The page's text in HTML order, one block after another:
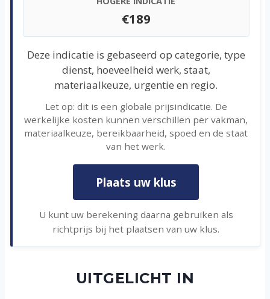
€189
Deze indicatie is gebaseerd op categorie, type
dienst, hoeveelheid werk, staat,
materiaalkeuze, urgentie en regio.
Let op: dit is een globale prijsindicatie. De
werkelijke kosten kunnen verschillen per vakman,
materiaalkeuze, bereikbaarheid, spoed en de staat
van het werk.
Plaats uw klus
U kunt uw berekening daarna gebruiken als
richtprijs bij het plaatsen van uw klus.
UITGELICHT IN